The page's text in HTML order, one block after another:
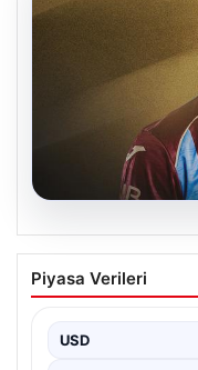
çılgınlığı! 3
Piyasa Verileri
USD